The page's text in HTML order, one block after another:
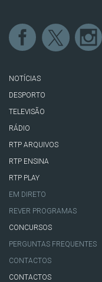
NOTÍCIAS
DESPORTO
TELEVISÃO
RÁDIO
RTP ARQUIVOS
RTP ENSINA
RTP PLAY
EM DIRETO
REVER PROGRAMAS
CONCURSOS
PERGUNTAS FREQUENTES
CONTACTOS
CONTACTOS